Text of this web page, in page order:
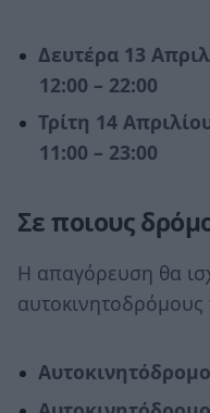
Δευτέρα 13
12:00 – 22:00
Τρίτη 14
11:00 – 23:00
Σε ποιους
Η απαγόρευση θα
αυτοκινητοδρόμους